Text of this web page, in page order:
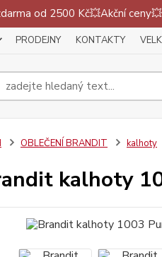
od 2500 Kč💥Akční
PRODEJNY KONTAKTY
OBLEČENÍ BRANDIT kalhoty
kalhoty